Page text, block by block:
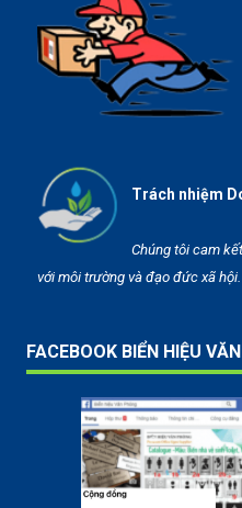
Trách nhiệm
Chúng tôi cam
với môi trường và đạo đức xã hội.
FACEBOOK BIỂN HIỆU